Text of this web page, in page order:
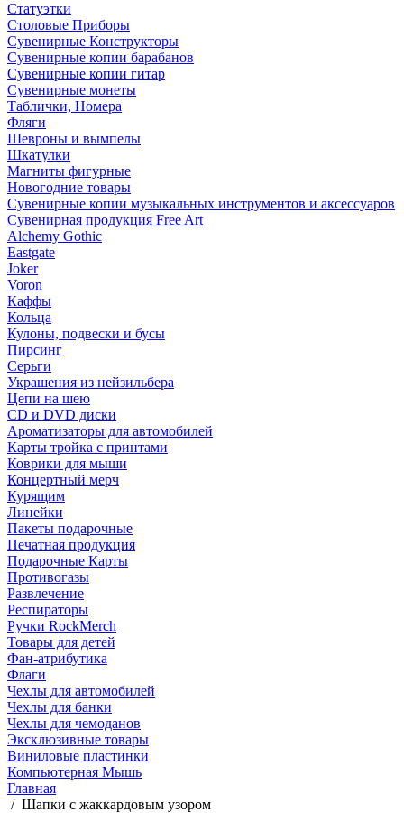
Статуэтки
Столовые Приборы
Сувенирные Конструкторы
Сувенирные копии барабанов
Сувенирные копии гитар
Сувенирные монеты
Таблички, Номера
Фляги
Шевроны и вымпелы
Шкатулки
Магниты фигурные
Новогодние товары
Сувенирные копии музыкальных инструментов и аксессуаров
Сувенирная продукция Free Art
Alchemy Gothic
Eastgate
Joker
Voron
Каффы
Кольца
Кулоны, подвески и бусы
Пирсинг
Серьги
Украшения из нейзильбера
Цепи на шею
CD и DVD диски
Ароматизаторы для автомобилей
Карты тройка с принтами
Коврики для мыши
Концертный мерч
Курящим
Линейки
Пакеты подарочные
Печатная продукция
Подарочные Карты
Противогазы
Развлечение
Респираторы
Ручки RockMerch
Товары для детей
Фан-атрибутика
Флаги
Чехлы для автомобилей
Чехлы для банки
Чехлы для чемоданов
Эксклюзивные товары
Виниловые пластинки
Компьютерная Мышь
Главная
/ Шапки с жаккардовым узором